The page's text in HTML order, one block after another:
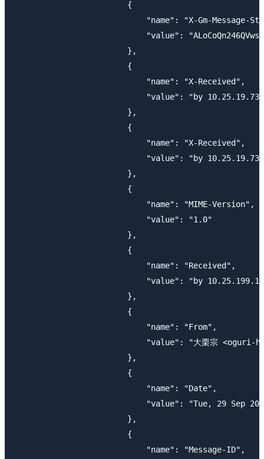
                        {
"name": "X-Gm-Message-
"value":
                        },
                        {
                            "name": "X-Received",
"value": "by
                        },
                        {
                            "name": "X-Received",
"value": "by
                        },
                        {
                            "name": "MIME-Version",
                            "value": "1.0"
                        },
                        {
                            "name": "Received",
"value": "by
                        },
                        {
                            "name": "From",
"value": "大栗宗 <oguri-
                        },
                        {
                            "name": "Date",
"value": "Tue, 29 Sep
                        },
                        {
                            "name": "Message-ID",